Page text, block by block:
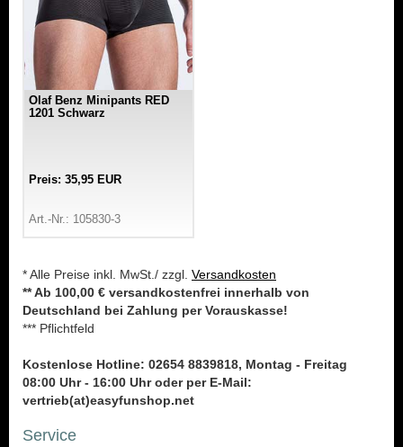
Olaf Benz Minipants RED
1201 Schwarz
Preis: 35,95 EUR
Art.-Nr.: 105830-3
* Alle Preise inkl. MwSt./ zzgl. Versandkosten
** Ab 100,00 € versandkostenfrei innerhalb von
Deutschland bei Zahlung per Vorauskasse!
*** Pflichtfeld
Kostenlose Hotline: 02654 8839818, Montag - Freitag
08:00 Uhr - 16:00 Uhr oder per E-Mail:
vertrieb(at)easyfunshop.net
Service